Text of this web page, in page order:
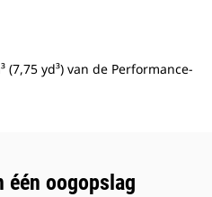
(7,75 yd³) van de Performance-
één oogopslag